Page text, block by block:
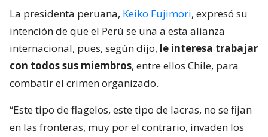
La presidenta peruana, Keiko Fujimori, expresó su
intención de que el Perú se una a esta alianza
internacional, pues, según dijo, le interesa trabajar
con todos sus miembros, entre ellos Chile, para
combatir el crimen organizado.
“Este tipo de flagelos, este tipo de lacras, no se fijan
en las fronteras, muy por el contrario, invaden los